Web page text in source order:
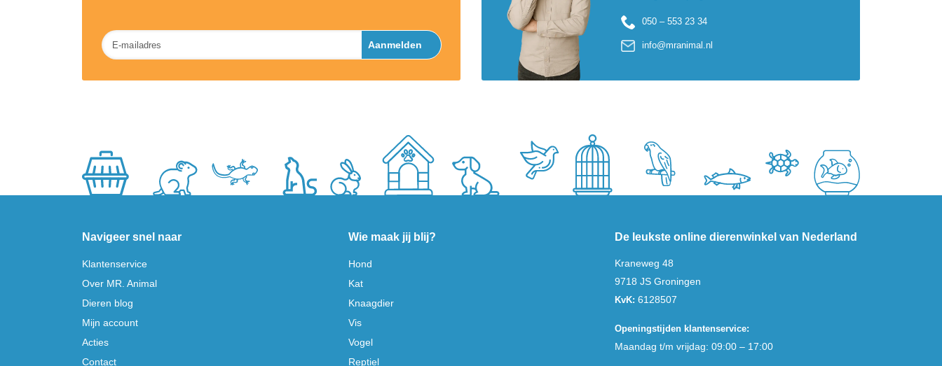
Nieuwsbrief Aanmelden
050 – 553 23 34
info@mranimal.nl
Navigeer snel naar
Klantenservice
Over MR. Animal
Dieren blog
Mijn account
Acties
Contact
Wie maak jij blij?
Hond
Kat
Knaagdier
Vis
Vogel
Reptiel
De leukste online dierenwinkel van Nederland
Kraneweg 48
9718 JS Groningen
KvK: 6128507
Openingstijden klantenservice:
Maandag t/m vrijdag: 09:00 – 17:00